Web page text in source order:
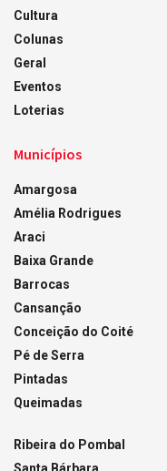
Cultura
Colunas
Geral
Eventos
Loterias
Municípios
Amargosa
Amélia Rodrigues
Araci
Baixa Grande
Barrocas
Cansanção
Conceição do Coité
Pé de Serra
Pintadas
Queimadas
Ribeira do Pombal